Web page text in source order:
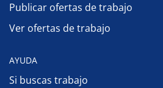
Publicar ofertas de trabajo
Ver ofertas de trabajo
AYUDA
Si buscas trabajo